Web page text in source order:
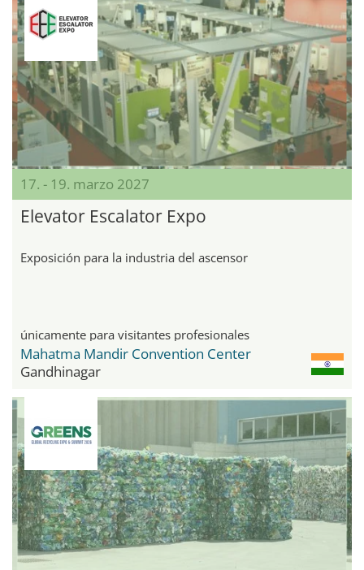
17. - 19. marzo 2027
Elevator Escalator Expo
Exposición para la industria del ascensor
únicamente para visitantes profesionales
Mahatma Mandir Convention Center
Gandhinagar